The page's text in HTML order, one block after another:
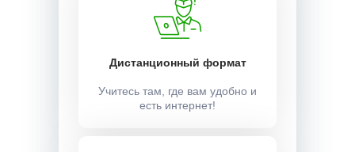
Дистанционный формат
Учитесь там, где вам удобно и
есть интернет!